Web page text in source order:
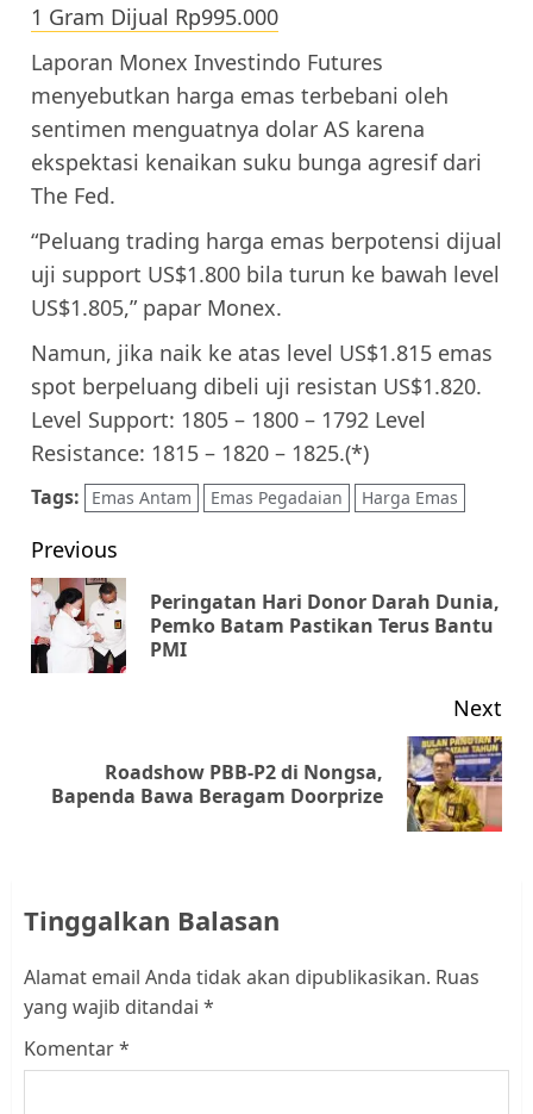
1 Gram Dijual Rp995.000
Laporan Monex Investindo Futures
menyebutkan harga emas terbebani oleh
sentimen menguatnya dolar AS karena
ekspektasi kenaikan suku bunga agresif dari
The Fed.
“Peluang trading harga emas berpotensi dijual
uji support US$1.800 bila turun ke bawah level
US$1.805,” papar Monex.
Namun, jika naik ke atas level US$1.815 emas
spot berpeluang dibeli uji resistan US$1.820.
Level Support: 1805 – 1800 – 1792 Level
Resistance: 1815 – 1820 – 1825.(*)
Tags: Emas Antam Emas Pegadaian Harga Emas
Post
navigation
Previous
Peringatan Hari Donor Darah Dunia,
Pemko Batam Pastikan Terus Bantu
PMI
Next
post:
Roadshow PBB-P2 di Nongsa,
Bapenda Bawa Beragam Doorprize
Tinggalkan Balasan
Alamat email Anda tidak akan dipublikasikan. Ruas
yang wajib ditandai *
Komentar*